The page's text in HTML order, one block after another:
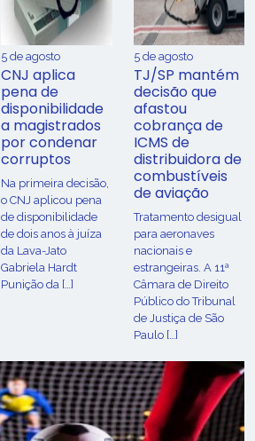
5 de agosto
CNJ aplica
pena de
disponibilidade
a magistrados
por condenar
corruptos
Na primeira decisão,
o CNJ aplicou pena
de disponibilidade
de dois anos à juíza
da Lava-Jato
Gabriela Hardt
Punição da […]
5 de agosto
TJ/SP mantém
decisão que
afastou
cobrança de
ICMS de
distribuidora de
combustíveis
de aviação
Tratamento desigual
para aeronaves
nacionais e
estrangeiras. A 11ª
Câmara de Direito
Público do Tribunal
de Justiça de São
Paulo […]